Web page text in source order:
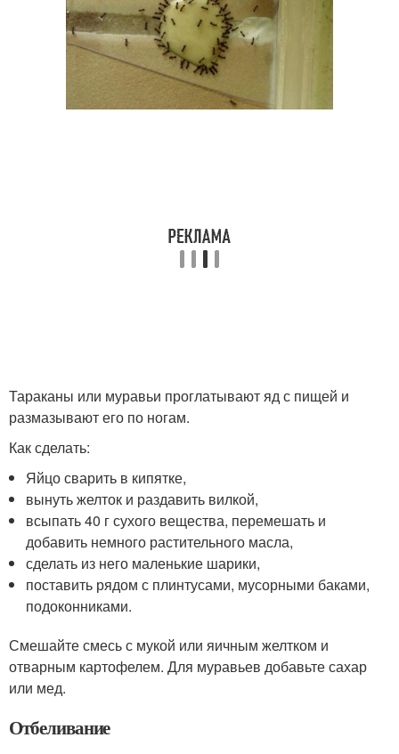
Тараканы или муравьи проглатывают яд с пищей и
размазывают его по ногам.
Как сделать:
Яйцо сварить в кипятке,
вынуть желток и раздавить вилкой,
всыпать 40 г сухого вещества, перемешать и
добавить немного растительного масла,
сделать из него маленькие шарики,
поставить рядом с плинтусами, мусорными баками,
подоконниками.
Смешайте смесь с мукой или яичным желтком и
отварным картофелем. Для муравьев добавьте сахар
или мед.
Отбеливание